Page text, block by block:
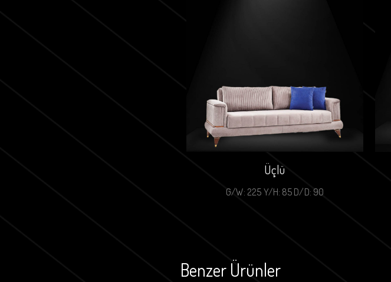
Üçlü
G/W: 225 Y/H: 85 D/D: 90
Benzer Ürünler